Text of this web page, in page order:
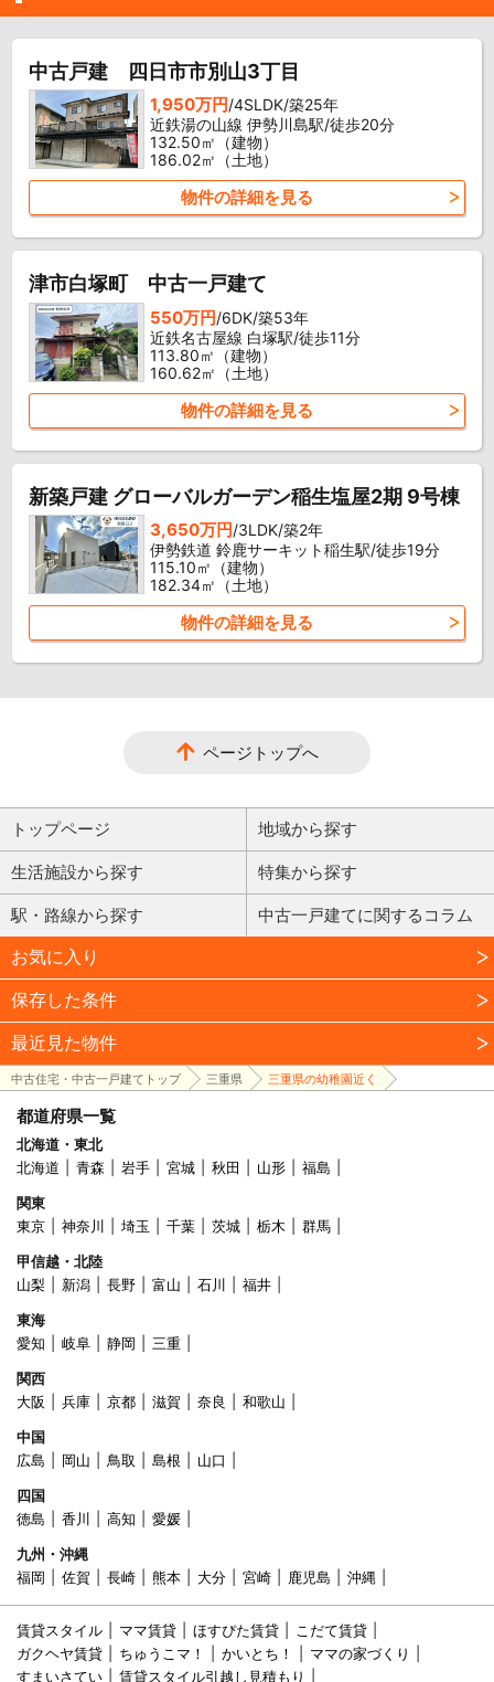
中古戸建 四日市市別山3丁目
1,950万円/4SLDK/築25年
近鉄湯の山線 伊勢川島駅/徒歩20分
132.50㎡（建物）
186.02㎡（土地）
物件の詳細を見る
津市白塚町 中古一戸建て
550万円/6DK/築53年
近鉄名古屋線 白塚駅/徒歩11分
113.80㎡（建物）
160.62㎡（土地）
物件の詳細を見る
新築戸建 グローバルガーデン稲生塩屋2期 9号棟
3,650万円/3LDK/築2年
伊勢鉄道 鈴鹿サーキット稲生駅/徒歩19分
115.10㎡（建物）
182.34㎡（土地）
物件の詳細を見る
ページトップへ
トップページ 地域から探す
生活施設から探す 特集から探す
駅・路線から探す 中古一戸建てに関するコラム
お気に入り
保存した条件
最近見た物件
中古住宅・中古一戸建てトップ 三重県 三重県の幼稚園近く
都道府県一覧
北海道・東北
北海道
青森 岩手 宮城 秋田 山形
福島
関東
東京
神奈川 埼玉 千葉 茨城 栃木
群馬
甲信越・北陸
山梨
新潟 長野 富山 石川
福井
東海
愛知
岐阜 静岡
三重
関西
大阪
兵庫 京都 滋賀 奈良
和歌山
中国
広島
岡山 鳥取 島根
山口
四国
徳島
香川 高知
愛媛
九州・沖縄
福岡
佐賀 長崎 熊本 大分 宮崎 鹿児島 沖縄
賃貸スタイル ママ賃貸 ほすぴた賃貸
こだて賃貸
ガクヘヤ賃貸
ちゅうこマ！ かいとち！
ママの家づくり
すまいさてい
賃貸スタイル引越し見積もり